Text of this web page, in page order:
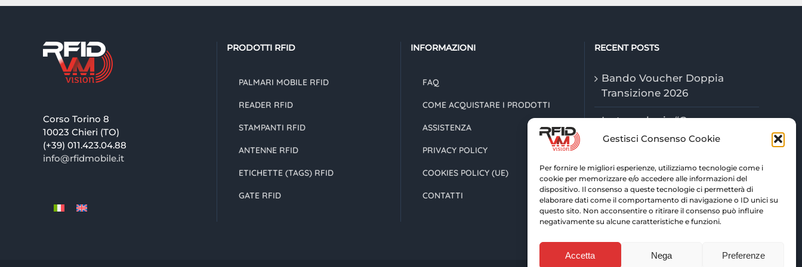
Gestisci Consenso Cookie
Per fornire le migliori esperienze, utilizziamo tecnologie come i
cookie per memorizzare e/o accedere alle informazioni del
dispositivo. Il consenso a queste tecnologie ci permetterà di
elaborare dati come il comportamento di navigazione o ID unici su
questo sito. Non acconsentire o ritirare il consenso può influire
negativamente su alcune caratteristiche e funzioni.
Accetta Nega Preferenze
Corso Torino 8
10023 Chieri (TO)
(+39) 011.423.04.88
info@rfidmobile.it
PRODOTTI RFID
PALMARI MOBILE RFID
READER RFID
STAMPANTI RFID
ANTENNE RFID
ETICHETTE (TAGS) RFID
GATE RFID
INFORMAZIONI
FAQ
COME ACQUISTARE I PRODOTTI
ASSISTENZA
PRIVACY POLICY
COOKIES POLICY (UE)
CONTATTI
RECENT POSTS
Bando Voucher Doppia
Transizione 2026
Le tecnologie “Game
Changer” della logistica nel
Tecnologie RFID: tracciabilità
e controllo avanzato per la
logistica di magazzino